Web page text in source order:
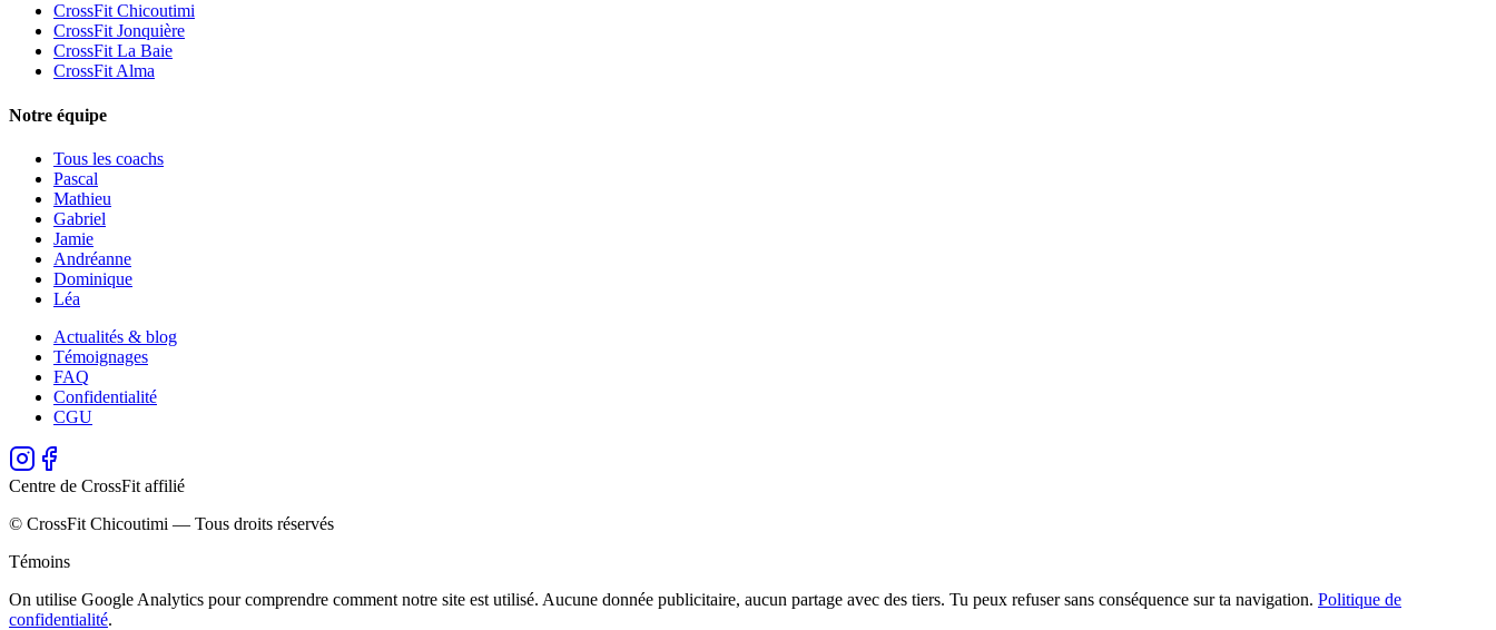
CrossFit Chicoutimi
CrossFit Jonquière
CrossFit La Baie
CrossFit Alma
Notre équipe
Tous les coachs
Pascal
Mathieu
Gabriel
Jamie
Andréanne
Dominique
Léa
Actualités & blog
Témoignages
FAQ
Confidentialité
CGU
Centre de CrossFit affilié
© CrossFit Chicoutimi — Tous droits réservés
Témoins
On utilise Google Analytics pour comprendre comment notre site est utilisé. Aucune donnée publicitaire, aucun partage avec des tiers. Tu peux refuser sans conséquence sur ta navigation. Politique de
confidentialité.